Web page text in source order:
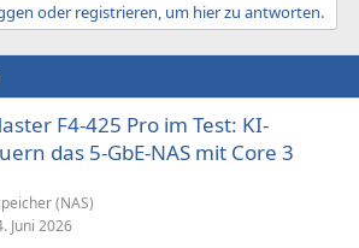
oder registrieren, um hier zu antworten.
F4-425 Pro im Test: KI-
das 5‑GbE-NAS mit Core 3
(NAS)
Juni 2026